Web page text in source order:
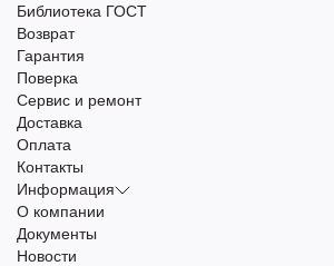
Библиотека ГОСТ
Возврат
Гарантия
Поверка
Сервис и ремонт
Доставка
Оплата
Контакты
Информация
О компании
Документы
Новости